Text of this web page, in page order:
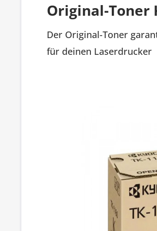
Original-Toner
Der Original-Toner
für deinen Laserdrucker